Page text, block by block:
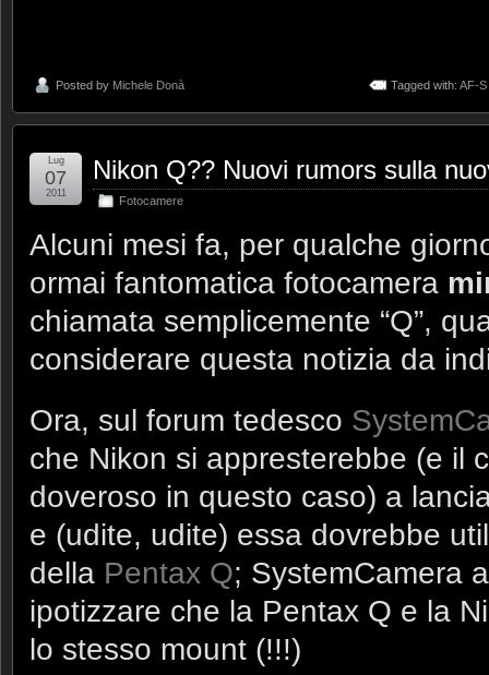
Posted by Michele Donà Tagged with: AF-S
Nikon Q?? Nuovi rumors sulla
Fotocamere
Lug
07
2011
Alcuni mesi fa, per qualche
ormai fantomatica fotocamera
chiamata semplicemente “Q”,
considerare questa notizia da
Ora, sul forum tedesco
che Nikon si appresterebbe (e il
doveroso in questo caso) a
e (udite, udite) essa dovrebbe
della Pentax Q; SystemCamera
ipotizzare che la Pentax Q e la
lo stesso mount (!!!)